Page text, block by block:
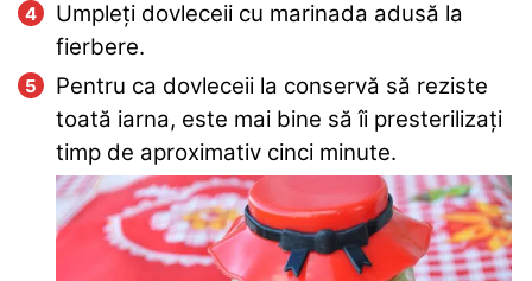
Umpleți dovleceii cu marinada adusă la
fierbere.
Pentru ca dovleceii la conservă să reziste
toată iarna, este mai bine să îi presterilizați
timp de aproximativ cinci minute.